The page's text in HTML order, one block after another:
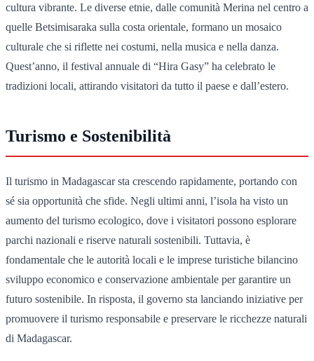
cultura vibrante. Le diverse etnie, dalle comunità Merina nel centro a
quelle Betsimisaraka sulla costa orientale, formano un mosaico
culturale che si riflette nei costumi, nella musica e nella danza.
Quest’anno, il festival annuale di “Hira Gasy” ha celebrato le
tradizioni locali, attirando visitatori da tutto il paese e dall’estero.
Turismo e Sostenibilità
Il turismo in Madagascar sta crescendo rapidamente, portando con
sé sia opportunità che sfide. Negli ultimi anni, l’isola ha visto un
aumento del turismo ecologico, dove i visitatori possono esplorare
parchi nazionali e riserve naturali sostenibili. Tuttavia, è
fondamentale che le autorità locali e le imprese turistiche bilancino
sviluppo economico e conservazione ambientale per garantire un
futuro sostenibile. In risposta, il governo sta lanciando iniziative per
promuovere il turismo responsabile e preservare le ricchezze naturali
di Madagascar.